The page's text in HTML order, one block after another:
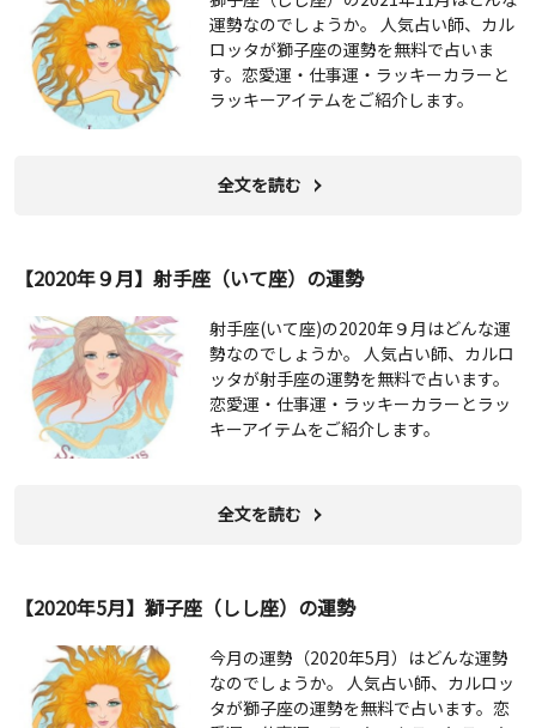
運勢なのでしょうか。 人気占い師、カル
ロッタが獅子座の運勢を無料で占いま
す。恋愛運・仕事運・ラッキーカラーと
ラッキーアイテムをご紹介します。
全文を読む
【2020年９月】射手座（いて座）の運勢
射手座(いて座)の2020年９月はどんな運
勢なのでしょうか。 人気占い師、カルロ
ッタが射手座の運勢を無料で占います。
恋愛運・仕事運・ラッキーカラーとラッ
キーアイテムをご紹介します。
全文を読む
【2020年5月】獅子座（しし座）の運勢
今月の運勢（2020年5月）はどんな運勢
なのでしょうか。 人気占い師、カルロッ
タが獅子座の運勢を無料で占います。恋